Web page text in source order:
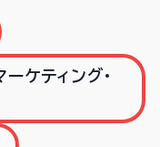
ケティング･